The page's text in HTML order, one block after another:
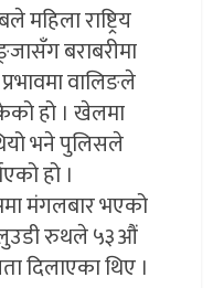
राष्ट्रिय
बराबरीमा
वालिङले
हो । खेलमा
भने पुलिसले
हो ।
मंगलबार भएको
रुथले ५३औं
दिलाएका थिए ।